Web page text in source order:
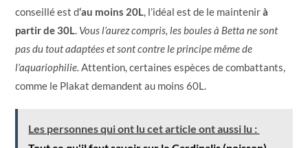
conseillé est d‘au moins 20L, l’idéal est de le maintenirà
partir de 30L. Vous l’aurez compris, les boules à Betta ne sont
pas du tout adaptées et sont contre le principe même de
l’aquariophilie.Attention, certaines espèces de combattants,
comme le Plakat demandent au moins 60L.
Les personnes qui ont lu cet article ont aussi lu :